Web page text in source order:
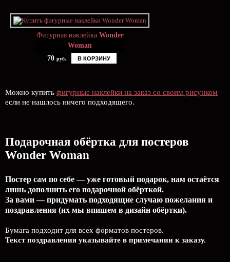
Фигурная наклейка Wonder
Woman
70 руб. В КОРЗИНУ
Можно купить фигурные наклейки на заказ со своим рисунком
если не нашлось ничего подходящего.
Подарочная обёртка для постеров
Wonder Woman
Постер сам по себе — уже готовый подарок, нам остаётся
лишь дополнить его подарочной обёрткой.
За вами — придумать подходящие случаю пожелания и
поздравления (их мы впишем в дизайн обёртки).
Бумага подходит для всех форматов постеров.
Текст поздравления указывайте в примечании к заказу.